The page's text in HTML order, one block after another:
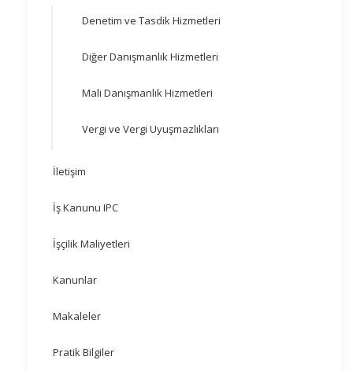
Denetim ve Tasdik Hizmetleri
Diğer Danışmanlık Hizmetleri
Mali Danışmanlık Hizmetleri
Vergi ve Vergi Uyuşmazlıkları
İletişim
İş Kanunu IPC
İşçilik Maliyetleri
Kanunlar
Makaleler
Pratik Bilgiler